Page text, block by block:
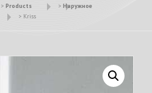
> Products > Наружное
> Kriss